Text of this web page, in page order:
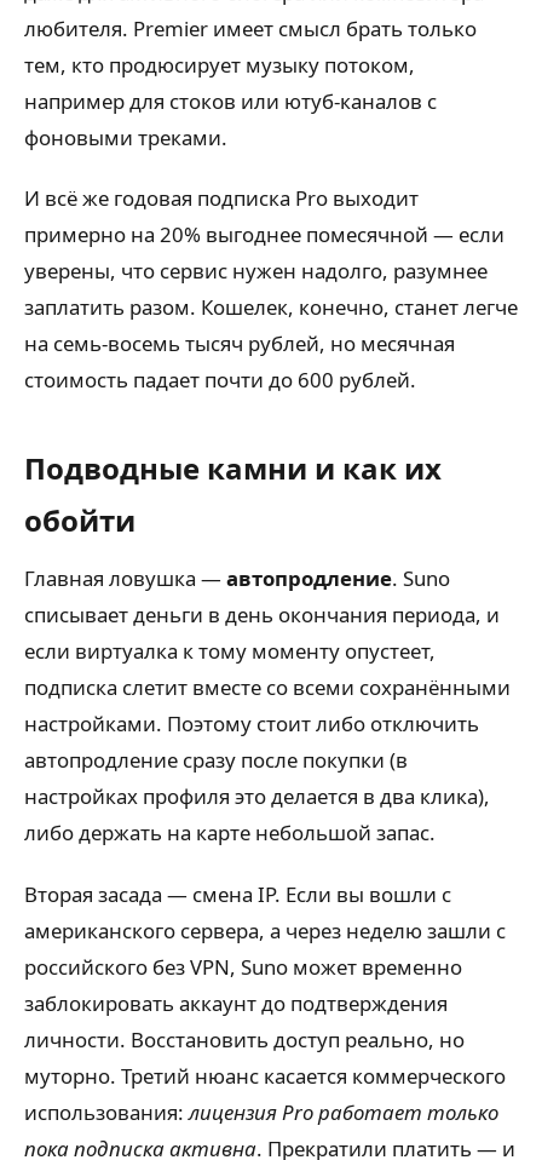
любителя. Premier имеет смысл брать только
тем, кто продюсирует музыку потоком,
например для стоков или ютуб-каналов с
фоновыми треками.
И всё же годовая подписка Pro выходит
примерно на 20% выгоднее помесячной — если
уверены, что сервис нужен надолго, разумнее
заплатить разом. Кошелек, конечно, станет легче
на семь-восемь тысяч рублей, но месячная
стоимость падает почти до 600 рублей.
Подводные камни и как их
обойти
Главная ловушка —автопродление. Suno
списывает деньги в день окончания периода, и
если виртуалка к тому моменту опустеет,
подписка слетит вместе со всеми сохранёнными
настройками. Поэтому стоит либо отключить
автопродление сразу после покупки (в
настройках профиля это делается в два клика),
либо держать на карте небольшой запас.
Вторая засада — смена IP. Если вы вошли с
американского сервера, а через неделю зашли с
российского без VPN, Suno может временно
заблокировать аккаунт до подтверждения
личности. Восстановить доступ реально, но
муторно. Третий нюанс касается коммерческого
использования:лицензия Pro работает только
пока подписка активна. Прекратили платить — и